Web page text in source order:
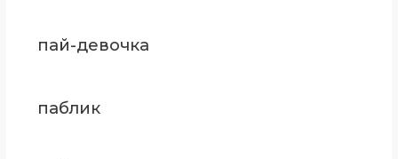
пай-девочка
паблик